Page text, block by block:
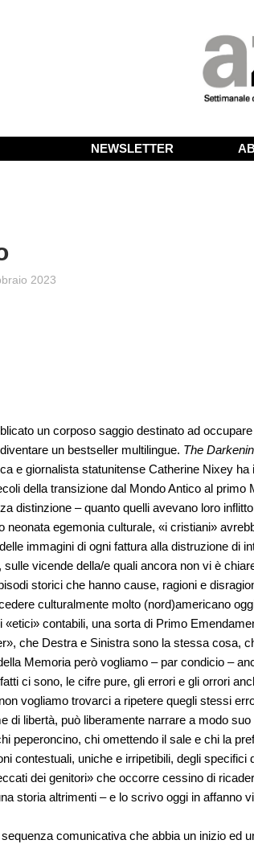
NEWSLETTER
2023
un corposo saggio destinato ad
un bestseller multilingue. The
e giornalista statunitense Catherine Nixey
della transizione dal Mondo Antico al
distinzione – quanto quelli avevano loro
neonata egemonia culturale, «i cristiani»
immagini di ogni fattura alla distruzione di
sulle vicende della/e quali ancora non vi è
storici che hanno cause, ragioni e
culturalmente molto (nord)americano
«etici» contabili, una sorta di Primo
che Destra e Sinistra sono la stessa cosa,
Memoria però vogliamo – par condicio –
ci sono, le cifre pure, gli errori e gli orrori
vogliamo trovarci a ripetere quegli stessi
di libertà, può liberamente narrare a modo
peperoncino, chi omettendo il sale e chi la
contestuali, uniche e irripetibili, degli
dei genitori» che occorre cessino di
storia altrimenti – e lo scrivo oggi in affanno
comunicativa che abbia un inizio ed